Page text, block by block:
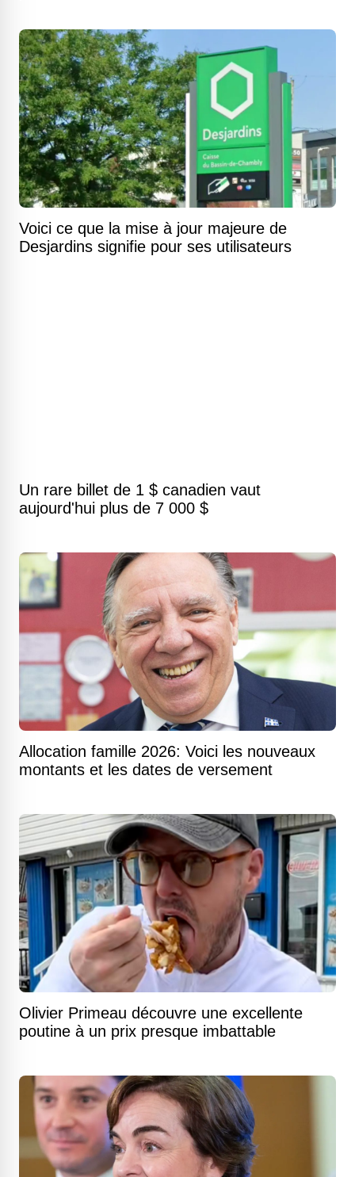
Voici ce que la mise à jour majeure de
Desjardins signifie pour ses utilisateurs
Un rare billet de 1 $ canadien vaut
aujourd'hui plus de 7 000 $
Allocation famille 2026: Voici les nouveaux
montants et les dates de versement
Olivier Primeau découvre une excellente
poutine à un prix presque imbattable